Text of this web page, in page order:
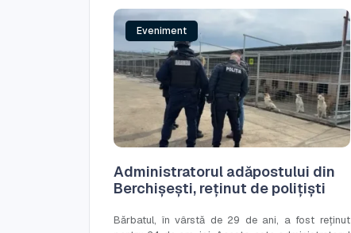
Eveniment
Administratorul adăpostului din
Berchișești, reținut de polițiști
Bărbatul, în vârstă de 29 de ani, a fost reținut